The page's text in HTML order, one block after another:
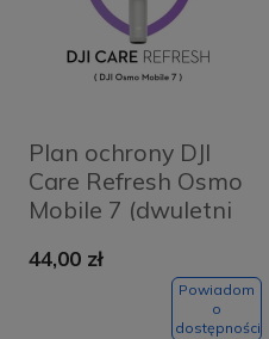
Plan ochrony DJI
Care Refresh Osmo
Mobile 7 (dwuletni
kodem
44,00 zł
Powiadom
o
dostępności